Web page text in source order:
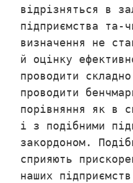
відрізняться в
підприємства та-
визначення не
й оцінку
проводити
проводити
порівняння як в
і з подібними
закордоном.
сприяють
наших